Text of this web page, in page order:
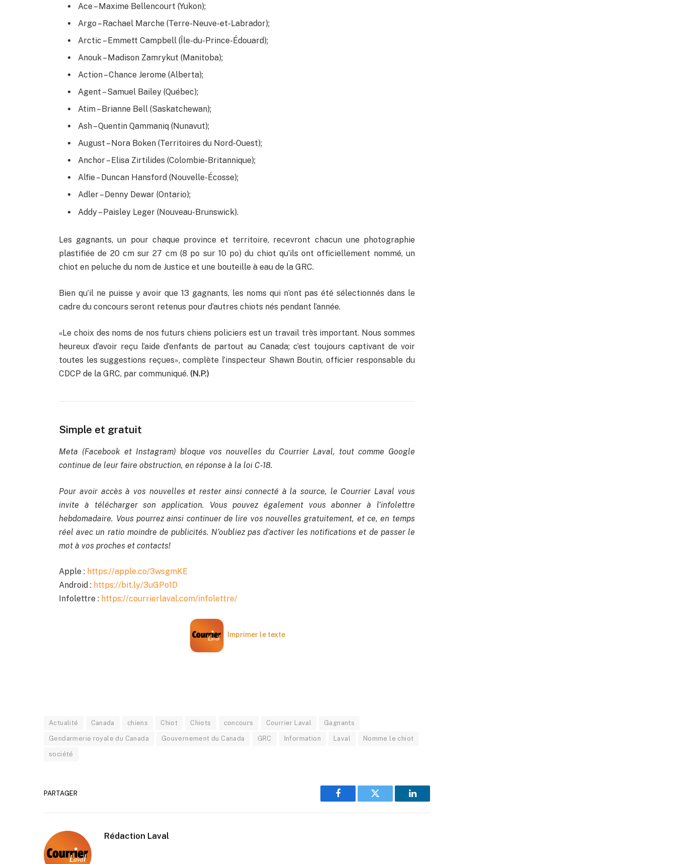
Ace – Maxime Bellencourt (Yukon);
Argo – Rachael Marche (Terre-Neuve-et-Labrador);
Arctic – Emmett Campbell (Île-du-Prince-Édouard);
Anouk – Madison Zamrykut (Manitoba);
Action – Chance Jerome (Alberta);
Agent – Samuel Bailey (Québec);
Atim – Brianne Bell (Saskatchewan);
Ash – Quentin Qammaniq (Nunavut);
August – Nora Boken (Territoires du Nord-Ouest);
Anchor – Elisa Zirtilides (Colombie-Britannique);
Alfie – Duncan Hansford (Nouvelle-Écosse);
Adler – Denny Dewar (Ontario);
Addy – Paisley Leger (Nouveau-Brunswick).
Les gagnants, un pour chaque province et territoire, recevront chacun une photographie
plastifiée de 20 cm sur 27 cm (8 po sur 10 po) du chiot qu’ils ont officiellement nommé, un
chiot en peluche du nom de Justice et une bouteille à eau de la GRC.
Bien qu’il ne puisse y avoir que 13 gagnants, les noms qui n’ont pas été sélectionnés dans le
cadre du concours seront retenus pour d’autres chiots nés pendant l’année.
«Le choix des noms de nos futurs chiens policiers est un travail très important. Nous sommes
heureux d’avoir reçu l’aide d’enfants de partout au Canada; c’est toujours captivant de voir
toutes les suggestions reçues», complète l’inspecteur Shawn Boutin, officier responsable du
CDCP de la GRC, par communiqué. (N.P.)
Simple et gratuit
Meta (Facebook et Instagram) bloque vos nouvelles du Courrier Laval, tout comme Google
continue de leur faire obstruction, en réponse à la loi C-18.
Pour avoir accès à vos nouvelles et rester ainsi connecté à la source, le Courrier Laval vous
invite à télécharger son application. Vous pouvez également vous abonner à l’infolettre
hebdomadaire. Vous pourrez ainsi continuer de lire vos nouvelles gratuitement, et ce, en temps
réel avec un ratio moindre de publicités. N’oubliez pas d’activer les notifications et de passer le
mot à vos proches et contacts!
Apple : https://apple.co/3wsgmKE
Android : https://bit.ly/3uGPo1D
Infolettre : https://courrierlaval.com/infolettre/
Imprimer le texte
Actualité Canada chiens Chiot Chiots concours Courrier Laval Gagnants
Gendarmerie royale du Canada Gouvernement du Canada GRC Information Laval Nomme le chiot
société
PARTAGER
Facebook Twitter LinkedIn
Rédaction Laval